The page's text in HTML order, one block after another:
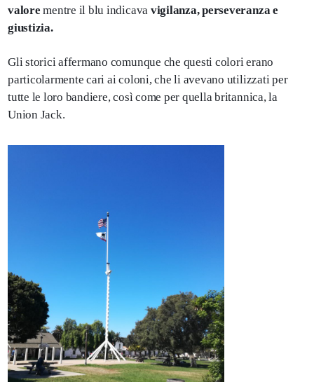
valore mentre il blu indicava vigilanza, perseveranza e
giustizia.
Gli storici affermano comunque che questi colori erano
particolarmente cari ai coloni, che li avevano utilizzati per
tutte le loro bandiere, così come per quella britannica, la
Union Jack.